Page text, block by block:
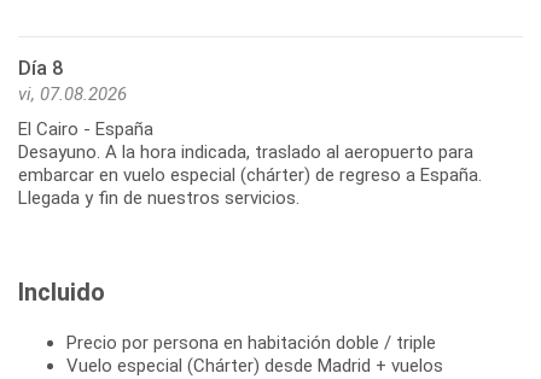
Día 8
vi, 07.08.2026
El Cairo - España
Desayuno. A la hora indicada, traslado al aeropuerto para
embarcar en vuelo especial (chárter) de regreso a España.
Llegada y fin de nuestros servicios.
Incluido
Precio por persona en habitación doble / triple
Vuelo especial (Chárter) desde Madrid + vuelos